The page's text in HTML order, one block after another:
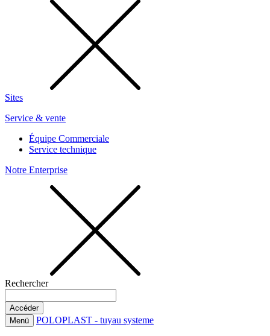
Sites
Service & vente
Équipe Commerciale
Service technique
Notre Enterprise
Rechercher
Menü POLOPLAST - tuyau systeme